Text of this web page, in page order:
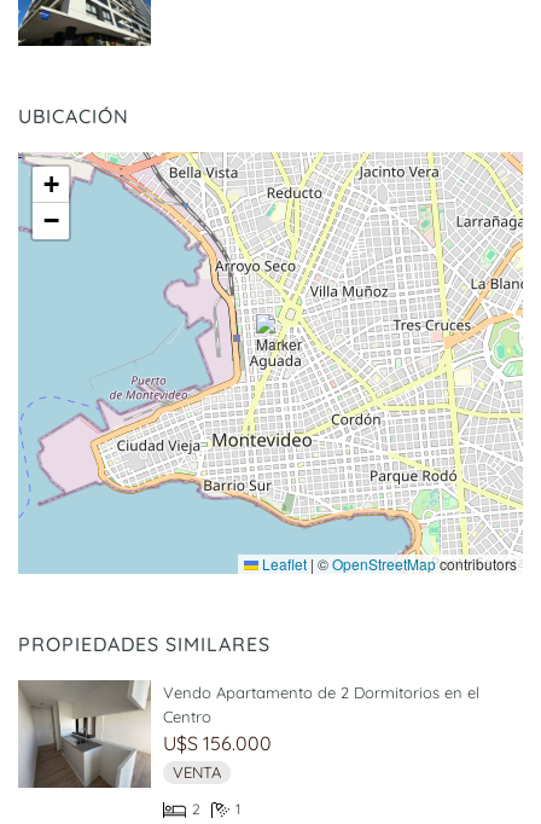
UBICACIÓN
+
−
Leaflet | ©OpenStreetMapcontributors
PROPIEDADES SIMILARES
Vendo Apartamento de 2 Dormitorios en el
Centro
U$S 156.000
VENTA
2 1